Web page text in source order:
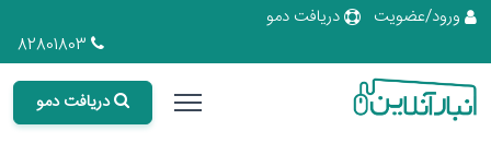
ورود/عضویت
دریافت دمو
دریافت دمو